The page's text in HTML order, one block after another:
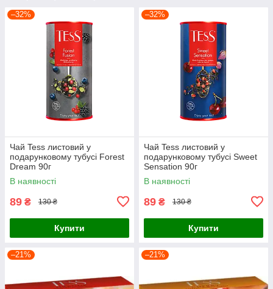
–32%
Чай Tess листовий у
подарунковому тубусі Forest
Dream 90г
В наявності
89 ₴ 130 ₴
Купити
–32%
Чай Tess листовий у
подарунковому тубусі Sweet
Sensation 90г
В наявності
89 ₴ 130 ₴
Купити
–21% –21%